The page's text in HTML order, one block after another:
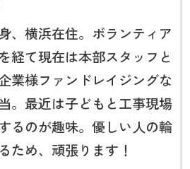
、横浜在住。ボランティア
経て現在は本部スタッフと
業様ファンドレイジングな
。最近は子どもと工事現場
るのが趣味。優しい人の輪
ため、頑張ります！